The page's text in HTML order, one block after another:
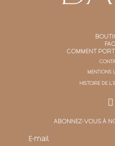
COMMENT
MENTIONS
HISTOIRE DE
ABONNEZ-VOUS À